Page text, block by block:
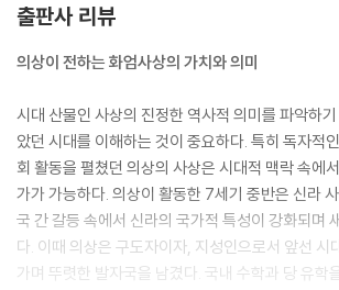
출판사 리뷰
의상이 전하는 화엄사상의 가치와 의미
시대 산물인 사상의 진정한 역사적 의미를 파악하
았던 시대를 이해하는 것이 중요하다. 특히 독자적
회 활동을 펼쳤던 의상의 사상은 시대적 맥락 속에
가가 가능하다. 의상이 활동한 7세기 중반은 신라
국 간 갈등 속에서 신라의 국가적 특성이 강화되며
다. 이때 의상은 구도자이자, 지성인으로서 앞선 시
가며 뚜렷한 발자국을 남겼다. 국내 수학과 당 유학